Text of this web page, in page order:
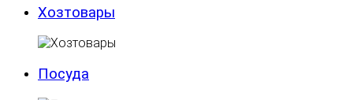
Хозтовары
Посуда